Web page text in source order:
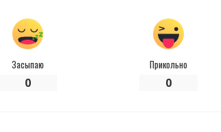
Засыпаю
0
Прикольно
0